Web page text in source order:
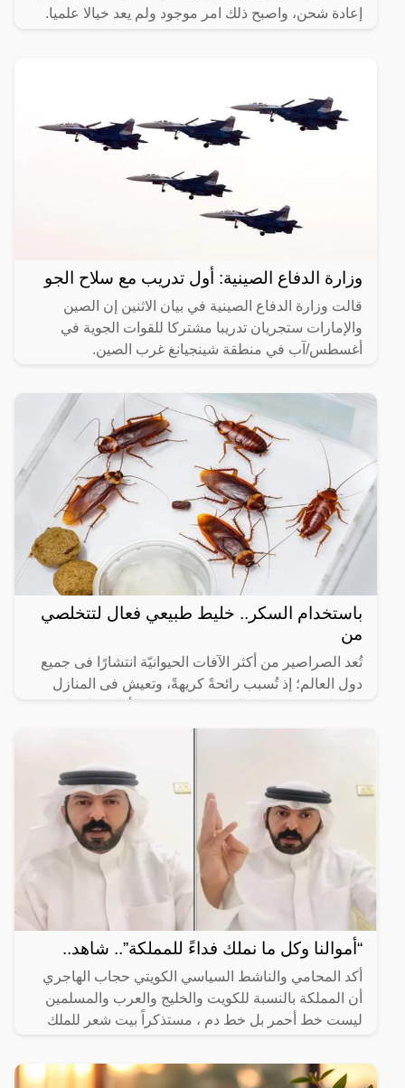
إعادة شحن، واصبح ذلك امر موجود ولم يعد خيالا علميا.
وزارة الدفاع الصينية: أول تدريب مع سلاح الجو
قالت وزارة الدفاع الصينية في بيان الاثنين إن الصين
والإمارات ستجريان تدريبا مشتركا للقوات الجوية في
أغسطس/آب في منطقة شينجيانغ غرب الصين.
باستخدام السكر.. خليط طبيعي فعال لتتخلصي
من
تُعد الصراصير من أكثر الآفات الحيوانيّة انتشارًا فى جميع
دول العالم؛ إذ تُسبب رائحةً كريهةً، وتعيش فى المنازل
“أموالنا وكل ما نملك فداءً للمملكة”.. شاهد..
أكد المحامي والناشط السياسي الكويتي حجاب الهاجري
أن المملكة بالنسبة للكويت والخليج والعرب والمسلمين
ليست خط أحمر بل خط دم ، مستذكراً بيت شعر للملك